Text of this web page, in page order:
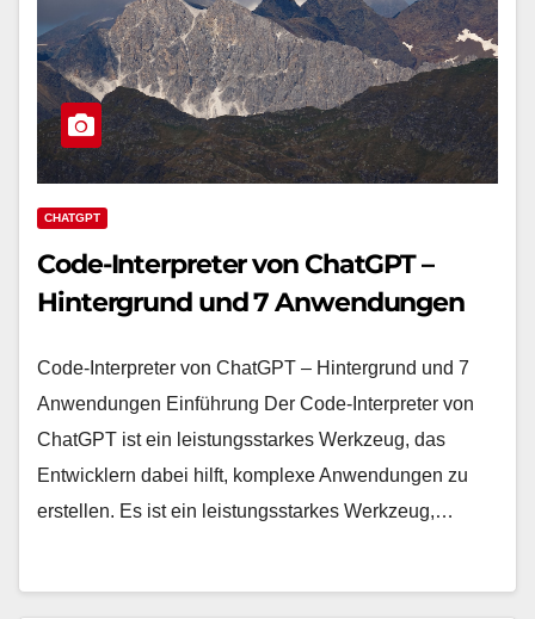
CHATGPT
Code-Interpreter von ChatGPT –
Hintergrund und 7 Anwendungen
Code-Interpreter von ChatGPT – Hintergrund und 7
Anwendungen Einführung Der Code-Interpreter von
ChatGPT ist ein leistungsstarkes Werkzeug, das
Entwicklern dabei hilft, komplexe Anwendungen zu
erstellen. Es ist ein leistungsstarkes Werkzeug,…